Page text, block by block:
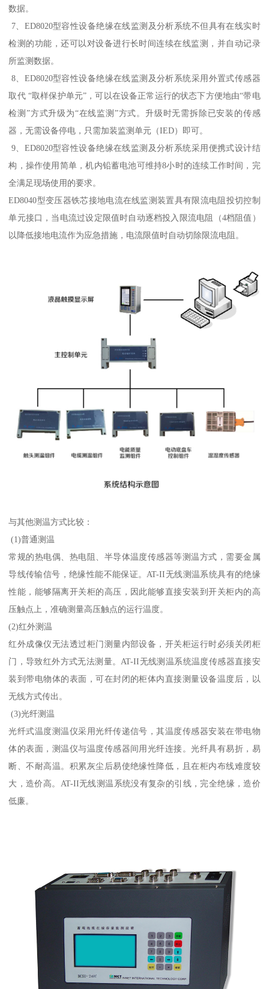
数据。
7、ED8020型容性设备绝缘在线监测及分析系统不但具有在线实时
检测的功能，还可以对设备进行长时间连续在线监测，并自动记录
所监测数据。
8、ED8020型容性设备绝缘在线监测及分析系统采用外置式传感器
取代 “取样保护单元”，可以在设备正常运行的状态下方便地由“带电
检测”方式升级为“在线监测”方式。升级时无需拆除已安装的传感
器，无需设备停电，只需加装监测单元（IED）即可。
9、ED8020型容性设备绝缘在线监测及分析系统采用便携式设计结
构，操作使用简单，机内铅蓄电池可维持8小时的连续工作时间，完
全满足现场使用的要求。
ED8040型变压器铁芯接地电流在线监测装置具有限流电阻投切控制
单元接口，当电流过设定限值时自动逐档投入限流电阻（4档阻值）
以降低接地电流作为应急措施，电流限值时自动切除限流电阻。
与其他测温方式比较：
(1)普通测温
常规的热电偶、热电阻、半导体温度传感器等测温方式，需要金属
导线传输信号，绝缘性能不能保证。AT-II无线测温系统具有的绝缘
性能，能够隔离开关柜的高压，因此能够直接安装到开关柜内的高
压触点上，准确测量高压触点的运行温度。
(2)红外测温
红外成像仪无法透过柜门测量内部设备，开关柜运行时必须关闭柜
门，导致红外方式无法测量。AT-II无线测温系统温度传感器直接安
装到带电物体的表面，可在封闭的柜体内直接测量设备温度后，以
无线方式传出。
(3)光纤测温
光纤式温度测温仪采用光纤传递信号，其温度传感器安装在带电物
体的表面，测温仪与温度传感器间用光纤连接。光纤具有易折，易
断、不耐高温。积累灰尘后易使绝缘性降低，且在柜内布线难度较
大，造价高。AT-II无线测温系统没有复杂的引线，完全绝缘，造价
低廉。